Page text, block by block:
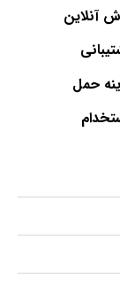
آنلاین
حمل